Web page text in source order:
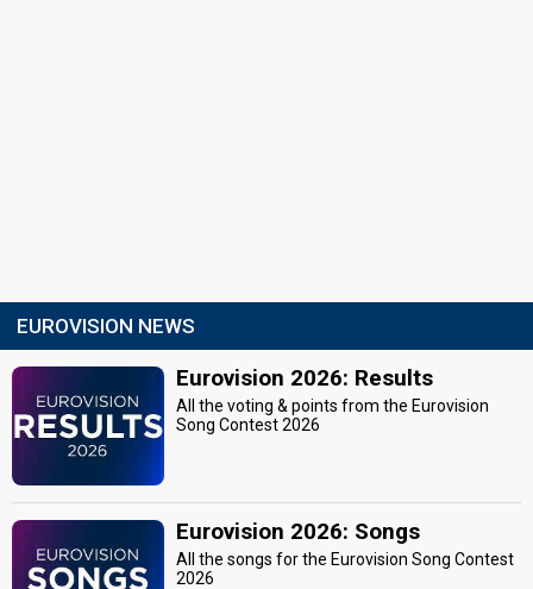
EUROVISION NEWS
Eurovision 2026: Results
All the voting & points from the Eurovision
Song Contest 2026
Eurovision 2026: Songs
All the songs for the Eurovision Song Contest
2026